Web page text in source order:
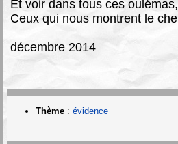
Et voir dans tous ces oulémas,
Ceux qui nous montrent le
décembre 2014
Thème : évidence